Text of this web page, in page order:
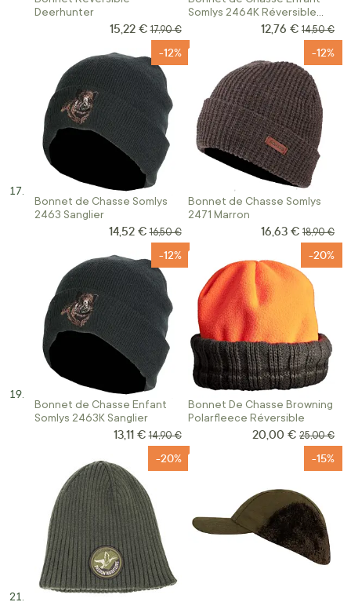
Deerhunter
Prix Spécial
15,22 € Prix normal
17,90 €
Somlys 2464K Réversible
Prix Spécial
12,76 € Prix
14,50 €
Bonnet de Chasse Somlys
2463 Sanglier
-12%
Prix Spécial
14,52 € Prix normal
16,50 €
Bonnet de Chasse Somlys
2471 Marron
-12%
Prix Spécial
16,63 € Prix
18,90 €
Bonnet de Chasse Enfant
Somlys 2463K Sanglier
-12%
Prix Spécial
13,11 € Prix normal
14,90 €
Bonnet De Chasse Browning
Polarfleece Réversible
-20%
Prix Spécial
20,00 € Prix
25,00 €
-20% -15%